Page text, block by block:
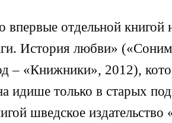
впервые отдельной
История любви»
– «Книжники», 2012),
идише только в старых
шведское издательство